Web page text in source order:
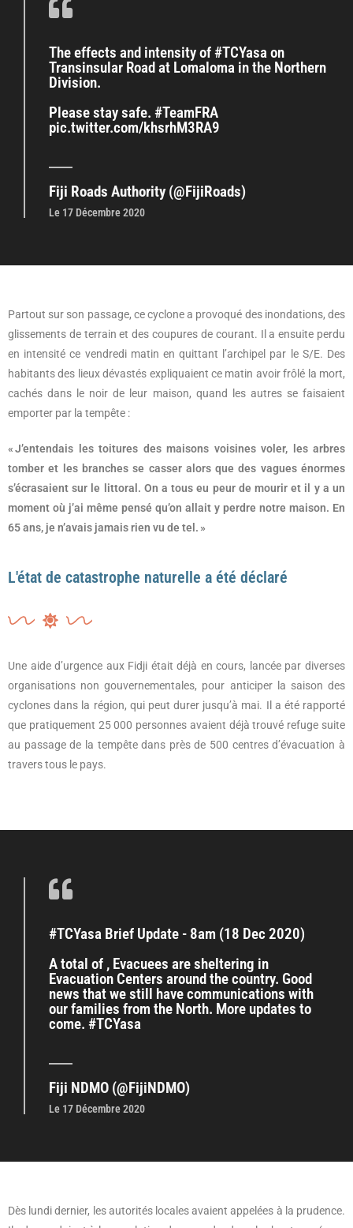
The effects and intensity of #TCYasa on
Transinsular Road at Lomaloma in the Northern
Division.
Please stay safe. #TeamFRA
pic.twitter.com/khsrhM3RA9
Fiji Roads Authority (@FijiRoads)
Le 17 Décembre 2020
Partout sur son passage, ce cyclone a provoqué des inondations, des
glissements de terrain et des coupures de courant. Il a ensuite perdu
en intensité ce vendredi matin en quittant l’archipel par le S/E. Des
habitants des lieux dévastés expliquaient ce matin avoir frôlé la mort,
cachés dans le noir de leur maison, quand les autres se faisaient
emporter par la tempête :
« J’entendais les toitures des maisons voisines voler, les arbres
tomber et les branches se casser alors que des vagues énormes
s’écrasaient sur le littoral. On a tous eu peur de mourir et il y a un
moment où j’ai même pensé qu’on allait y perdre notre maison. En
65 ans, je n’avais jamais rien vu de tel. »
L'état de catastrophe naturelle a été déclaré
Une aide d’urgence aux Fidji était déjà en cours, lancée par diverses
organisations non gouvernementales, pour anticiper la saison des
cyclones dans la région, qui peut durer jusqu’à mai. Il a été rapporté
que pratiquement 25 000 personnes avaient déjà trouvé refuge suite
au passage de la tempête dans près de 500 centres d’évacuation à
travers tous le pays.
#TCYasa Brief Update - 8am (18 Dec 2020)
A total of , Evacuees are sheltering in
Evacuation Centers around the country. Good
news that we still have communications with
our families from the North. More updates to
come. #TCYasa
Fiji NDMO (@FijiNDMO)
Le 17 Décembre 2020
Dès lundi dernier, les autorités locales avaient appelées à la prudence.